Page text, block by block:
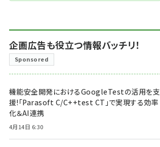
企画広告も役立つ情報バッチリ！
Sponsored
機能安全開発におけるGoogleTestの活用を支
援!「Parasoft C/C++test CT」で実現する効率
化＆AI連携
4月14日 6:30